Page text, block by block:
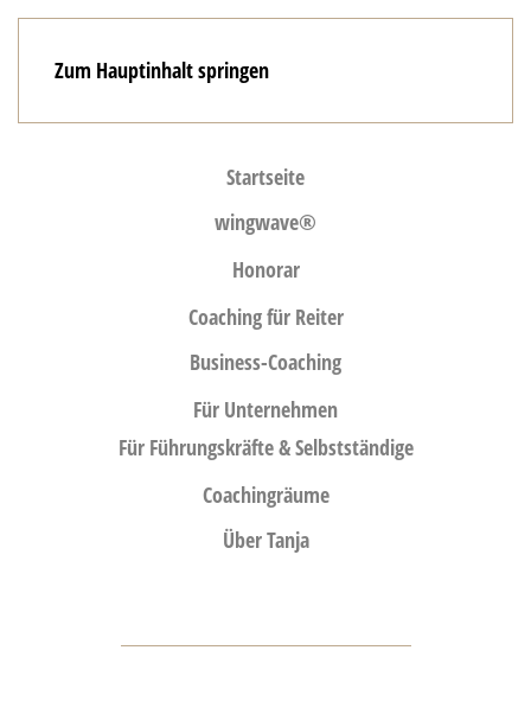
Zum Hauptinhalt springen
Startseite
wingwave®
Honorar
Coaching für Reiter
Business-Coaching
Für Unternehmen
Für Führungskräfte & Selbstständige
Coachingräume
Über Tanja